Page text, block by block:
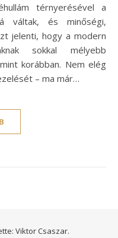
térnyerésével a
váltak, és minőségi,
jelenti, hogy a modern
sokkal mélyebb
korábban. Nem elég
– ma már…
Viktor Csaszar.